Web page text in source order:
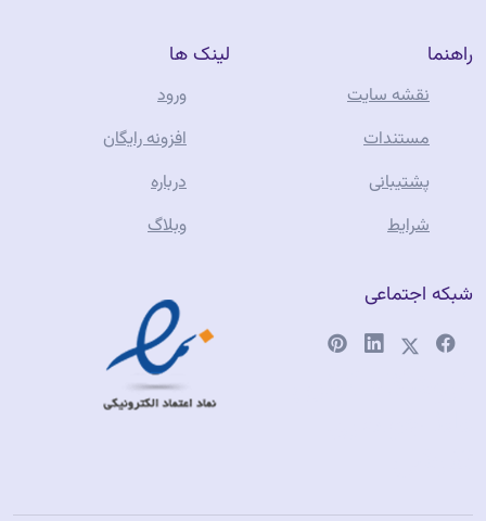
راهنما
نقشه سایت
مستندات
پشتیبانی
شرایط
لینک ها
ورود
افزونه رایگان
درباره
وبلاگ
شبکه اجتماعی